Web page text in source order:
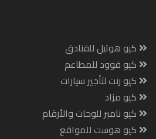
كيو هوتيل للفنادق
كيو فوود للمطاعم
كيو رنت لتأجير سيارات
كيو مزاد
كيو نامبر للوحات والأرقام
كيو هوست للمواقع